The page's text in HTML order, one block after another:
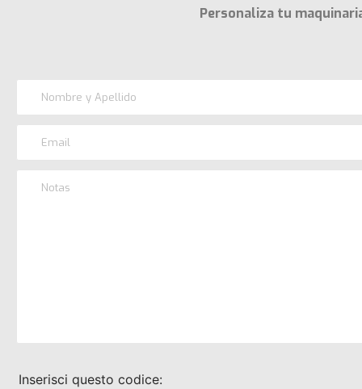
Personaliza tu
Inserisci questo codice: